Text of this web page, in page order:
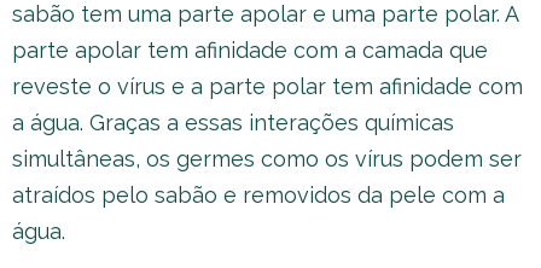
sabão tem uma parte apolar e uma parte polar. A
parte apolar tem afinidade com a camada que
reveste o vírus e a parte polar tem afinidade com
a água. Graças a essas interações químicas
simultâneas, os germes como os vírus podem ser
atraídos pelo sabão e removidos da pele com a
água.